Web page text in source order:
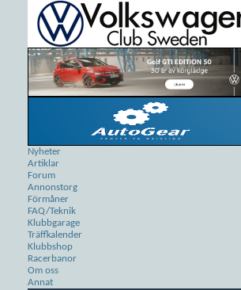
Nyheter
Artiklar
Forum
Annonstorg
Förmåner
FAQ/Teknik
Klubbgarage
Träffkalender
Klubbshop
Racerbanor
Om oss
Annat